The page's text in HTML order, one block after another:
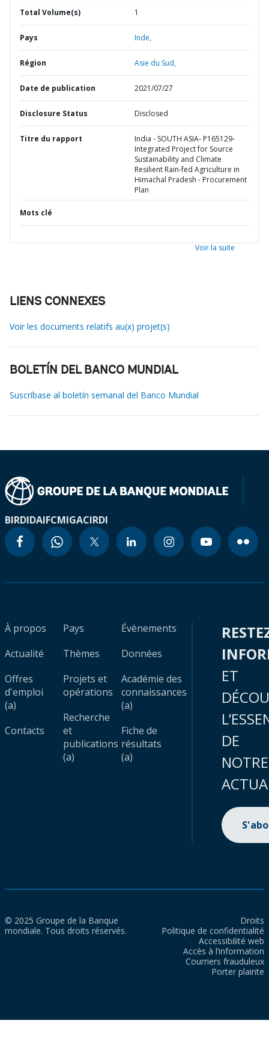
Total Volume(s) 1
Pays Inde,
Région Asie du Sud,
Date de publication 2021/07/27
Disclosure Status Disclosed
Titre du rapport
India - SOUTH ASIA- P165129-
Integrated Project for Source
Sustainability and Climate
Resilient Rain-fed Agriculture in
Himachal Pradesh - Procurement
Plan
Mots clé
Voir la suite
LIENS CONNEXES
Voir les documents relatifs au(x) projet(s)
BOLETÍN DEL BANCO MUNDIAL
Suscríbase al boletín semanal del Banco Mundial
BIRDIDAIFCMIGACIRDI
À propos
Actualité
Offres
d'emploi
(a)
Contacts
Pays
Thèmes
Projets et
opérations
Recherche
et
publications
(a)
Évènements
Données
Académie des
connaissances
(a)
Fiche de
résultats
(a)
ET
DE
NOTRE
© 2025 Groupe de la Banque
mondiale. Tous droits réservés.
Droits
Politique de confidentialité
Accessibilité web
Accès à l’information
Courriers frauduleux
Porter plainte